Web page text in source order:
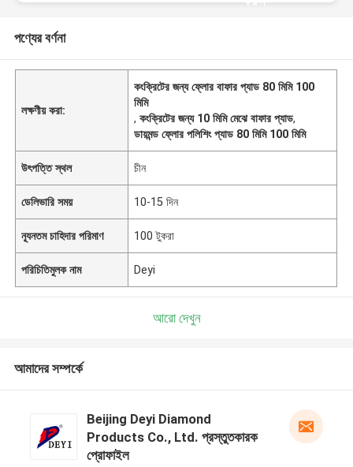
পণ্যের বর্ণনা
লক্ষণীয় করা:
কংক্রিটের জন্য ফ্লোর বাফার প্যাড 80 মিমি 100
মিমি
,কংক্রিটের জন্য 10 মিমি মেঝে বাফার প্যাড,
ডায়মন্ড ফ্লোর পলিশিং প্যাড 80 মিমি 100 মিমি
উৎপত্তি স্থল চীন
ডেলিভারি সময় 10-15 দিন
ন্যূনতম চাহিদার পরিমাণ 100 টুকরা
পরিচিতিমুলক নাম Deyi
আরো দেখুন
আমাদের সম্পর্কে
Beijing Deyi Diamond
Products Co., Ltd. প্রস্তুতকারক
প্রোফাইল